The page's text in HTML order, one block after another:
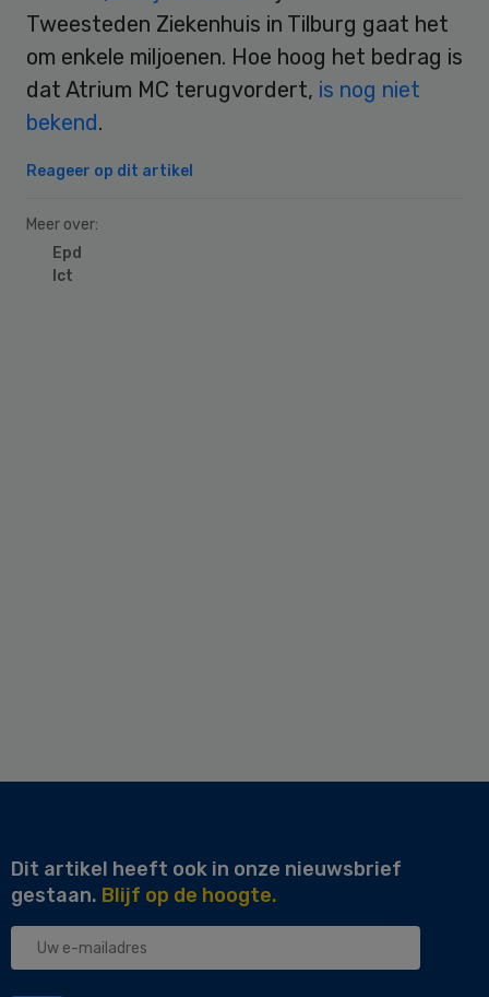
Tweesteden Ziekenhuis in Tilburg gaat het
om enkele miljoenen. Hoe hoog het bedrag is
dat Atrium MC terugvordert, is nog niet
bekend.
Reageer op dit artikel
Meer over:
Epd
Ict
Dit artikel heeft ook in onze nieuwsbrief
gestaan. Blijf op de hoogte.
Uw